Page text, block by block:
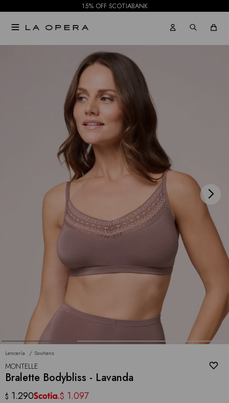
15% OFF SCOTIABANK

Lencería Soutiens
MONTELLE
Bralette Bodybliss - Lavanda
$ 1.290 $ 1.097
NOTIFICARME